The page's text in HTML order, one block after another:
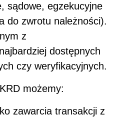
sądowe, egzekucyjne
do zwrotu należności).
z
dostępnych
czy weryfikacyjnych.
możemy:
zawarcia transakcji z